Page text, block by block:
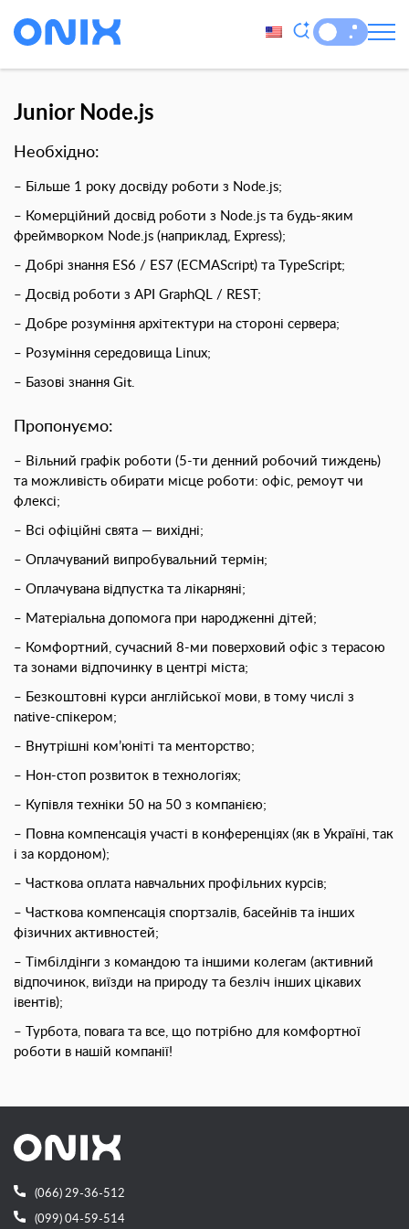
Junior Node.js
Необхідно:
– Більше 1 року досвіду роботи з Node.js;
– Комерційний досвід роботи з Node.js та будь-яким
фреймворком Node.js (наприклад, Express);
– Добрі знання ES6 / ES7 (ECMAScript) та TypeScript;
– Досвід роботи з API GraphQL / REST;
– Добре розуміння архітектури на стороні сервера;
– Розуміння середовища Linux;
– Базові знання Git.
Пропонуємо:
– Вільний графік роботи (5-ти денний робочий тиждень)
та можливість обирати місце роботи: офіс, ремоут чи
флексі;
– Всі офіційні свята — вихідні;
– Оплачуваний випробувальний термін;
– Оплачувана відпустка та лікарняні;
– Матеріальна допомога при народженні дітей;
– Комфортний, сучасний 8-ми поверховий офіс з терасою
та зонами відпочинку в центрі міста;
– Безкоштовнi курси англійської мови, в тому числі з
native-спікером;
– Внутрішні ком’юніті та менторство;
– Нон-стоп розвиток в технологіях;
– Купівля техніки 50 на 50 з компанією;
– Повна компенсація участі в конференціях (як в Україні, так
і за кордоном);
– Часткова оплата навчальних профільних курсів;
– Часткова компенсація спортзалів, басейнів та інших
фізичних активностей;
– Тімбілдінги з командою та іншими колегам (активний
відпочинок, виїзди на природу та безліч інших цікавих
івентів);
– Турбота, повага та все, що потрібно для комфортної
роботи в нашій компанії!
(066) 29-36-512
(099) 04-59-514